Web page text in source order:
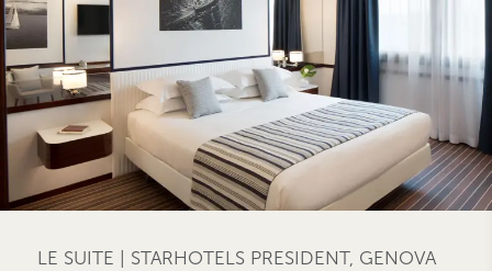
LE SUITE | STARHOTELS PRESIDENT, GENOVA